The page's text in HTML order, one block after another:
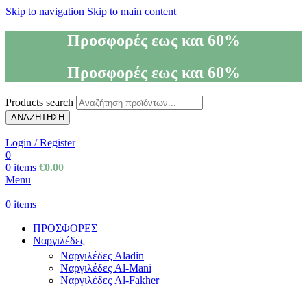
Skip to navigation Skip to main content
Προσφορές εως και 60%
Προσφορές εως και 60%
Products search
ΑΝΑΖΗΤΗΣΗ
Login / Register
0
0 items €0.00
Menu
0 items
ΠΡΟΣΦΟΡΕΣ
Ναργιλέδες
Ναργιλέδες Aladin
Ναργιλέδες Al-Mani
Ναργιλέδες Al-Fakher